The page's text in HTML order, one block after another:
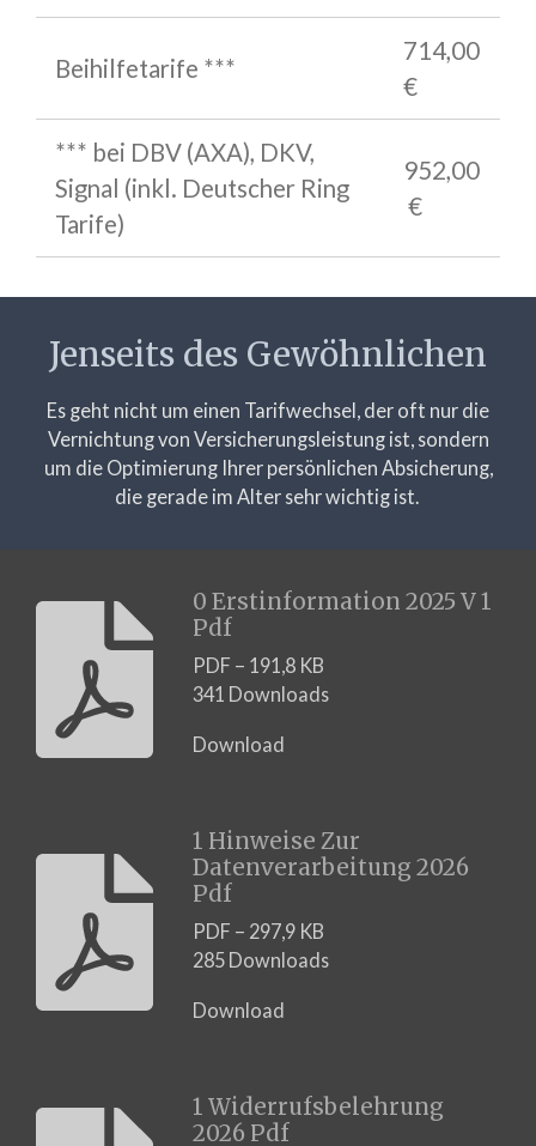
Beihilfetarife ***
714,00
€
*** bei DBV (AXA), DKV,
Signal (inkl. Deutscher Ring
Tarife)
952,00
€
Jenseits des Gewöhnlichen
Es geht nicht um einen Tarifwechsel, der oft nur die
Vernichtung von Versicherungsleistung ist, sondern
um die Optimierung Ihrer persönlichen Absicherung,
die gerade im Alter sehr wichtig ist.
0 Erstinformation 2025 V 1
Pdf
PDF – 191,8 KB
341 Downloads
Download
1 Hinweise Zur
Datenverarbeitung 2026
Pdf
PDF – 297,9 KB
285 Downloads
Download
1 Widerrufsbelehrung
2026 Pdf